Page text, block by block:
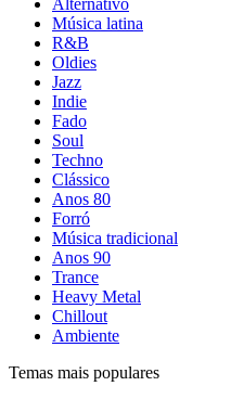
Alternativo
Música latina
R&B
Oldies
Jazz
Indie
Fado
Soul
Techno
Clássico
Anos 80
Forró
Música tradicional
Anos 90
Trance
Heavy Metal
Chillout
Ambiente
Temas mais populares